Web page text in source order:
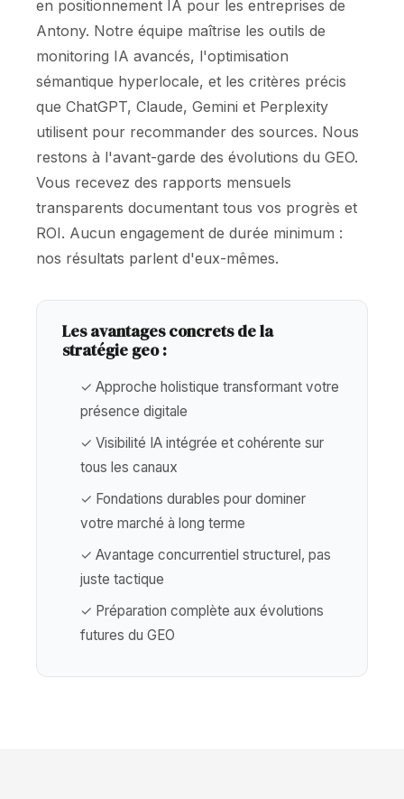
en positionnement IA pour les entreprises de
Antony. Notre équipe maîtrise les outils de
monitoring IA avancés, l'optimisation
sémantique hyperlocale, et les critères précis
que ChatGPT, Claude, Gemini et Perplexity
utilisent pour recommander des sources. Nous
restons à l'avant-garde des évolutions du GEO.
Vous recevez des rapports mensuels
transparents documentant tous vos progrès et
ROI. Aucun engagement de durée minimum :
nos résultats parlent d'eux-mêmes.
Les avantages concrets de la
stratégie geo :
✓ Approche holistique transformant votre
présence digitale
✓ Visibilité IA intégrée et cohérente sur
tous les canaux
✓ Fondations durables pour dominer
votre marché à long terme
✓ Avantage concurrentiel structurel, pas
juste tactique
✓ Préparation complète aux évolutions
futures du GEO